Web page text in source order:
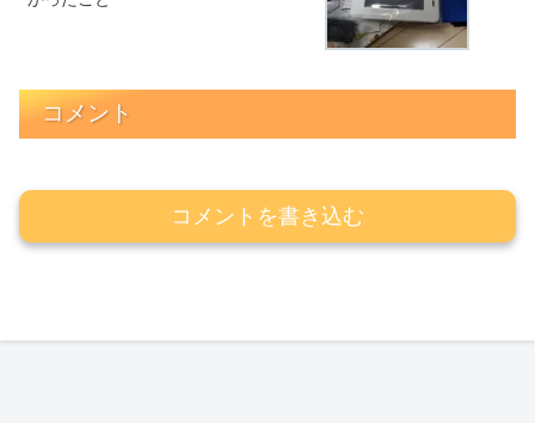
コメント
コメントを書き込む